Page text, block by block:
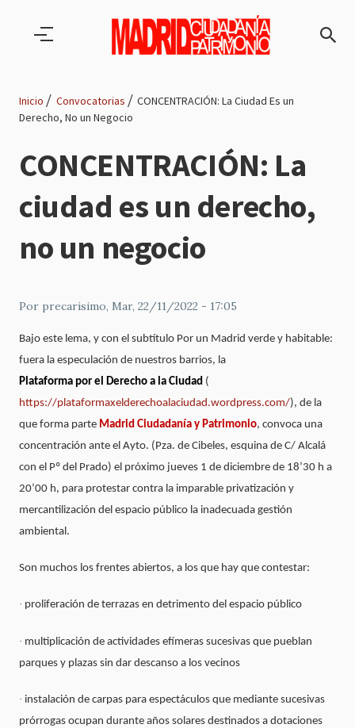
de
navegación
Inicio Convocatorias
CONCENTRACIÓN: La Ciudad Es un
Derecho, No un Negocio
CONCENTRACIÓN: La
ciudad es un derecho,
no un negocio
Por precarisimo, Mar, 22/11/2022 - 17:05
Bajo este lema, y con el subtítulo Por un Madrid verde y habitable:
fuera la especulación de nuestros barrios, la
Plataforma por el Derecho a la Ciudad (
https://plataformaxelderechoalaciudad.wordpress.com/), de la
que forma parte Madrid Ciudadanía y Patrimonio, convoca una
concentración ante el Ayto. (Pza. de Cibeles, esquina de C/ Alcalá
con el Pº del Prado) el próximo jueves 1 de diciembre de 18’30 h a
20’00 h, para protestar contra la imparable privatización y
mercantilización del espacio público la inadecuada gestión
ambiental.
Son muchos los frentes abiertos, a los que hay que contestar:
· proliferación de terrazas en detrimento del espacio público
· multiplicación de actividades efímeras sucesivas que pueblan
parques y plazas sin dar descanso a los vecinos
· instalación de carpas para espectáculos que mediante sucesivas
prórrogas ocupan durante años solares destinados a dotaciones